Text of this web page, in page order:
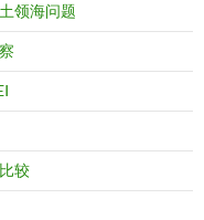
领海问题
较